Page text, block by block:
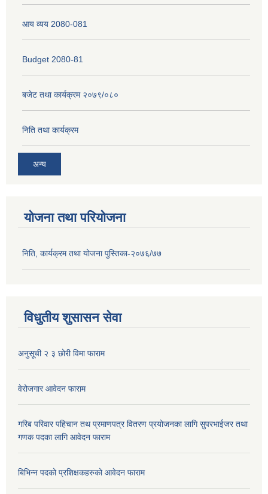
आय व्यय 2080-081
Budget 2080-81
बजेट तथा कार्यक्रम २०७९/०८०
निति तथा कार्यक्रम
अन्य
योजना तथा परियोजना
निति, कार्यक्रम तथा योजना पुस्तिका-२०७६/७७
विधुतीय शुसासन सेवा
अनुसूची २ ३ छोरी विमा फाराम
वेरोजगार आवेदन फाराम
गरिब परिवार पहिचान तथ प्रमाणपत्र वितरण प्रयोजनका लागि सुपरभाईजर तथा
गणक पदका लागि आवेदन फाराम
बिभिन्न पदको प्रशिक्षकहरुको आवेदन फाराम